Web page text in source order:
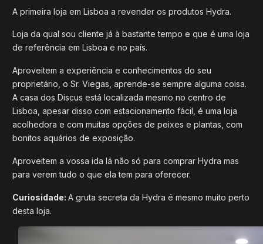
A primeira loja em Lisboa a revender os produtos Hydra.
Loja da qual sou cliente já à bastante tempo e que é uma loja
de referência em Lisboa e no país.
Aproveitem a experiência e conhecimentos do seu
proprietário, o Sr. Viegas, aprende-se sempre alguma coisa.
A casa dos Discus está localizada mesmo no centro de
Lisboa, apesar disso com estacionamento fácil, é uma loja
acolhedora e com muitas opções de peixes e plantas, com
bonitos aquários de exposição.
Aproveitem a vossa ida lá não só para comprar Hydra mas
para verem tudo o que ela tem para oferecer.
Curiosidade: A gruta secreta da Hydra é mesmo muito perto
desta loja.